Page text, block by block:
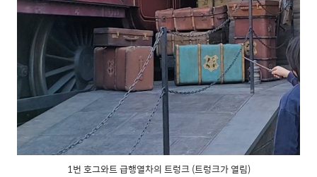
1번 호그와트 급행열차의 트렁크 (트렁크가 열림)